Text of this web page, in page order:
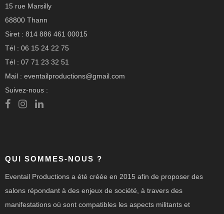
15 rue Marsilly
68800 Thann
Siret : 814 886 461 00015
Tél : 06 15 24 22 75
Tél : 07 71 23 32 51
Mail : eventailproductions@gmail.com
Suivez-nous :
QUI SOMMES-NOUS ?
Eventail Productions a été créée en 2015 afin de proposer des
salons répondant à des enjeux de société, à travers des
manifestations où sont compatibles les aspects militants et